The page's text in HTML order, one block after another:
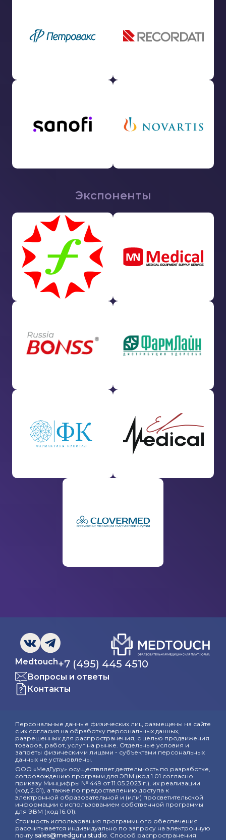
Экспоненты
Medtouch+7 (495) 445 4510
Вопросы и ответы
Контакты
Персональные данные физических лиц размещены на сайте
с их согласия на обработку персональных данных,
разрешенных для распространения, с целью продвижения
товаров, работ, услуг на рынке. Отдельные условия и
запреты физическими лицами - субъектами персональных
данных не установлены.
ООО «МедГуру» осуществляет деятельность по разработке,
сопровождению программ для ЭВМ (код 1.01 согласно
приказу Минцифры № 449 от 11.05.2023 г.), их реализации
(код 2.01), а также по предоставлению доступа к
электронной образовательной и (или) просветительской
информации с использованием собственной программы
для ЭВМ (код 16.01).
Стоимость использования программного обеспечения
рассчитывается индивидуально по запросу на электронную
почту sales@medguru.studio. Способ распространения